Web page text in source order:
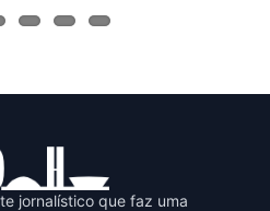
jornalístico que faz uma